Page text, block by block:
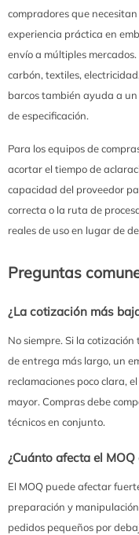
compradores que
experiencia práctica en
envío a múltiples
carbón, textiles,
barcos también ayuda a
de especificación.
Para los equipos de
acortar el tiempo de
capacidad del proveedor
correcta o la ruta de
reales de uso en lugar de
Preguntas
¿La cotización más
No siempre. Si la
de entrega más largo, un
reclamaciones poco clara,
mayor. Compras debe
técnicos en conjunto.
¿Cuánto afecta el
El MOQ puede afectar
preparación y
pedidos pequeños por